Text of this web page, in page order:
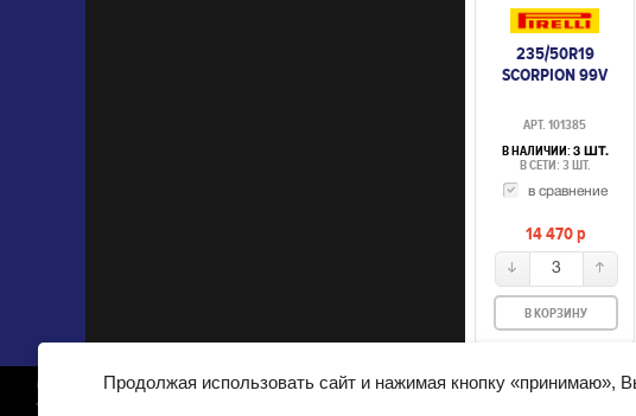
235/50R19
SCORPION 99V
АРТ. 101385
В НАЛИЧИИ: 3 ШТ.
В СЕТИ: 3 ШТ.
в сравнение
14 470p
3
В КОРЗИНУ
© 2007-2025, 700 шин. ИП Семисотнов Р.Г., ОГРН: 304346113900098, ИНН:
Продолжая использовать сайт и нажимая кнопку «принимаю»,